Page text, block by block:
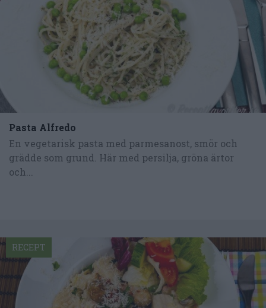
Pasta Alfredo
En vegetarisk pasta med parmesanost, smör och
grädde som grund. Här med persilja, gröna ärtor
och...
RECEPT